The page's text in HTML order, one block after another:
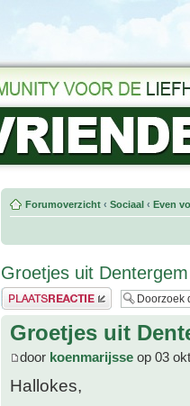
Forumoverzicht ‹ Sociaal ‹ Even
Groetjes uit Dentergem
Plaats een reactie
Groetjes uit
door koenmarijsse op 03
Hallokes,